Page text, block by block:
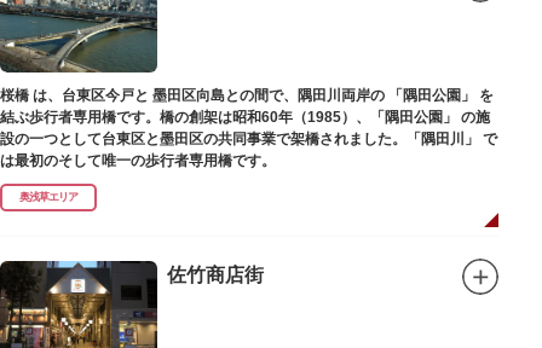
桜橋 は、台東区今戸と 墨田区向島との間で、隅田川両岸の 「隅田公園」 を
結ぶ歩行者専用橋です。橋の創架は昭和60年（1985）、「隅田公園」 の施
設の一つとして台東区と墨田区の共同事業で架橋されました。「隅田川」 で
は最初のそして唯一の歩行者専用橋です。
奥浅草エリア
佐竹商店街